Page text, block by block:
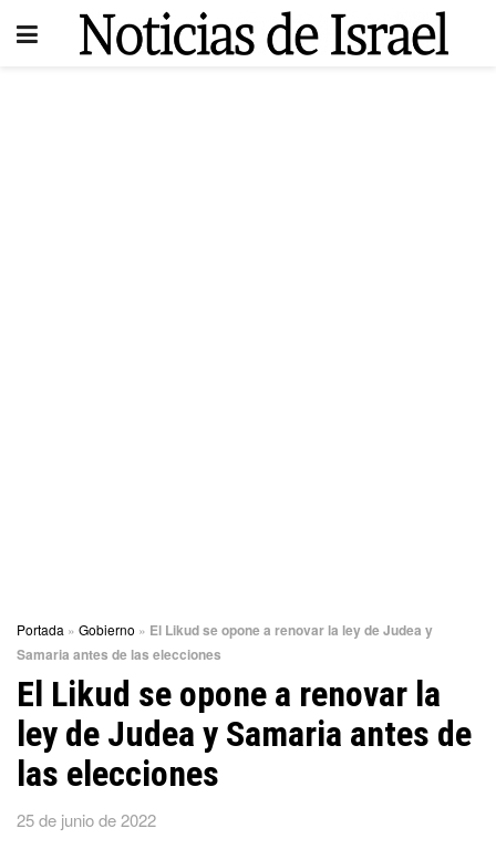
Portada » Gobierno » El Likud se opone a renovar la ley de Judea y
Samaria antes de las elecciones
El Likud se opone a renovar la
ley de Judea y Samaria antes de
las elecciones
25 de junio de 2022